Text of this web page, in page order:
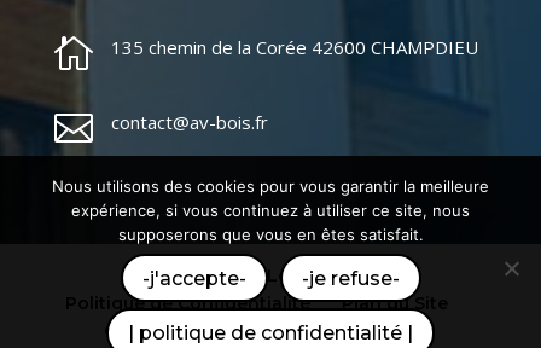
 135 chemin de la Corée 42600 CHAMPDIEU
 contact@av-bois.fr
Mentions Légales
Politique de Confidentialité
Plan du Site
Création Site Internet | WEBILIKO |
Nous utilisons des cookies pour vous garantir la meilleure
expérience, si vous continuez à utiliser ce site, nous
supposerons que vous en êtes satisfait.
-j'accepte- -je refuse-
| politique de confidentialité |